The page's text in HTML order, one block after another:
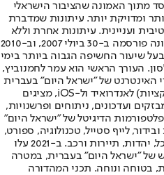
מתוך האמונה שהציבור הישראלי
ומדויקת יותר. עיתונות שמדברת
ועניינית. עיתונות אחרת וללא
תשלום. המהדורה המודפסת הראשונה פורסמה ב-30 ביולי 2007, וב-2010
שיעור החשיפה הגבוה ביותר בימי
העורך הראשי הוא עמר לחמנוביץ,
האינטרנט של "ישראל היום" בעברית
ובאנגלית, כמו כן היישומונים (אפליקציות) לאנדרואיד ול-iOS, מציגים
ועדכונים, ניתוחים ופרשנויות,
הדיגיטל של "ישראל היום"
לייף סטייל, טכנולוגיה, ספורט,
כלכלה וצרכנות, בריאות, חיילים, אוכל, יהדות, תיירות ורכב. ב-2021 עלו
של "ישראל היום" בעברית, במטרה
בטוחה ונוחה. תכני המהדורה